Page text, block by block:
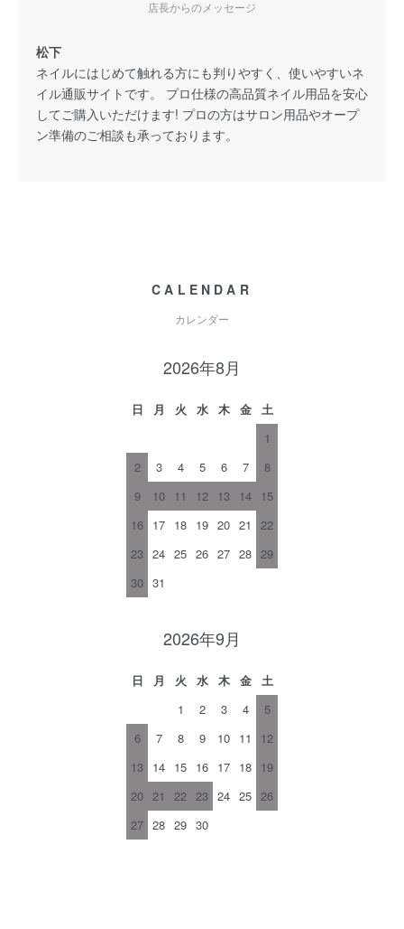
店長からのメッセージ
松下
ネイルにはじめて触れる方にも判りやすく、使いやすいネ
イル通販サイトです。 プロ仕様の高品質ネイル用品を安心
してご購入いただけます! プロの方はサロン用品やオープ
ン準備のご相談も承っております。
CALENDAR
カレンダー
2026年8月
日 月 火 水 木 金
土
1
2
3 4 5 6 7
8
9
10 11 12 13 14 15
16 17 18 19 20 21
22
23 24 25 26 27 28 29
30 31
2026年9月
日 月 火 水 木 金
土
1
2 3 4
5
6
7 8 9 10 11
12
13 14 15 16 17 18 19
20 21 22 23 24 25 26
27 28 29 30